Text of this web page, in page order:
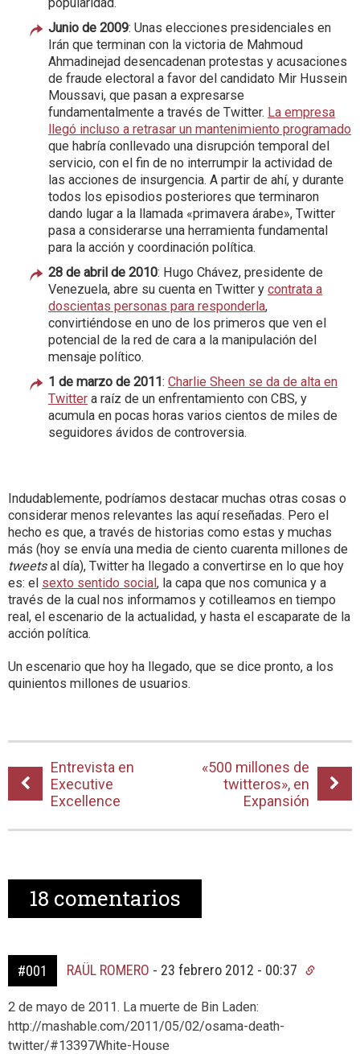
Junio de 2009: Unas elecciones presidenciales en
Irán que terminan con la victoria de Mahmoud
Ahmadinejad desencadenan protestas y acusaciones
de fraude electoral a favor del candidato Mir Hussein
Moussavi, que pasan a expresarse
fundamentalmente a través de Twitter. La empresa
llegó incluso a retrasar un mantenimiento programado
que habría conllevado una disrupción temporal del
servicio, con el fin de no interrumpir la actividad de
las acciones de insurgencia. A partir de ahí, y durante
todos los episodios posteriores que terminaron
dando lugar a la llamada «primavera árabe», Twitter
pasa a considerarse una herramienta fundamental
para la acción y coordinación política.
28 de abril de 2010: Hugo Chávez, presidente de
Venezuela, abre su cuenta en Twitter y contrata a
doscientas personas para responderla,
convirtiéndose en uno de los primeros que ven el
potencial de la red de cara a la manipulación del
mensaje político.
1 de marzo de 2011: Charlie Sheen se da de alta en
Twitter a raíz de un enfrentamiento con CBS, y
acumula en pocas horas varios cientos de miles de
seguidores ávidos de controversia.
Indudablemente, podríamos destacar muchas otras cosas o
considerar menos relevantes las aquí reseñadas. Pero el
hecho es que, a través de historias como estas y muchas
más (hoy se envía una media de ciento cuarenta millones de
tweetsal día), Twitter ha llegado a convertirse en lo que hoy
es: el sexto sentido social, la capa que nos comunica y a
través de la cual nos informamos y cotilleamos en tiempo
real, el escenario de la actualidad, y hasta el escaparate de la
acción política.
Un escenario que hoy ha llegado, que se dice pronto, a los
quinientos millones de usuarios.
Entrevista en
Executive
Excellence
«500 millones de
twitteros», en
Expansión
18 comentarios
#001 RAÜL ROMERO - 23 febrero 2012 - 00:37
2 de mayo de 2011. La muerte de Bin Laden:
http://mashable.com/2011/05/02/osama-death-
twitter/#13397White-House